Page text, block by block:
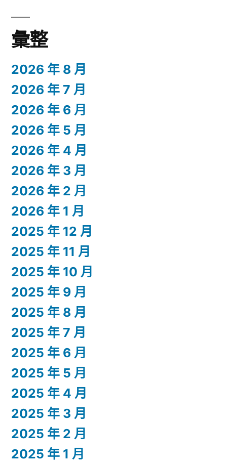
彙整
2026 年 8 月
2026 年 7 月
2026 年 6 月
2026 年 5 月
2026 年 4 月
2026 年 3 月
2026 年 2 月
2026 年 1 月
2025 年 12 月
2025 年 11 月
2025 年 10 月
2025 年 9 月
2025 年 8 月
2025 年 7 月
2025 年 6 月
2025 年 5 月
2025 年 4 月
2025 年 3 月
2025 年 2 月
2025 年 1 月